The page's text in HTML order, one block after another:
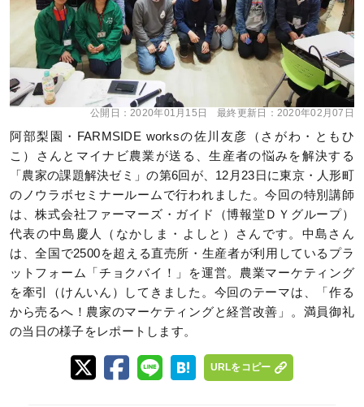
公開日：2020年01月15日 最終更新日： 2020年02月07日
阿部梨園・FARMSIDE worksの佐川友彦（さがわ・ともひ
こ）さんとマイナビ農業が送る、生産者の悩みを解決する
「農家の課題解決ゼミ」の第6回が、12月23日に東京・人形町
のノウラボセミナールームで行われました。今回の特別講師
は、株式会社ファーマーズ・ガイド（博報堂ＤＹグループ）
代表の中島慶人（なかしま・よしと）さんです。中島さん
は、全国で2500を超える直売所・生産者が利用しているプラ
ットフォーム「チョクバイ！」を運営。農業マーケティング
を牽引（けんいん）してきました。今回のテーマは、「作る
から売るへ！農家のマーケティングと経営改善」。満員御礼
の当日の様子をレポートします。
URLをコピー